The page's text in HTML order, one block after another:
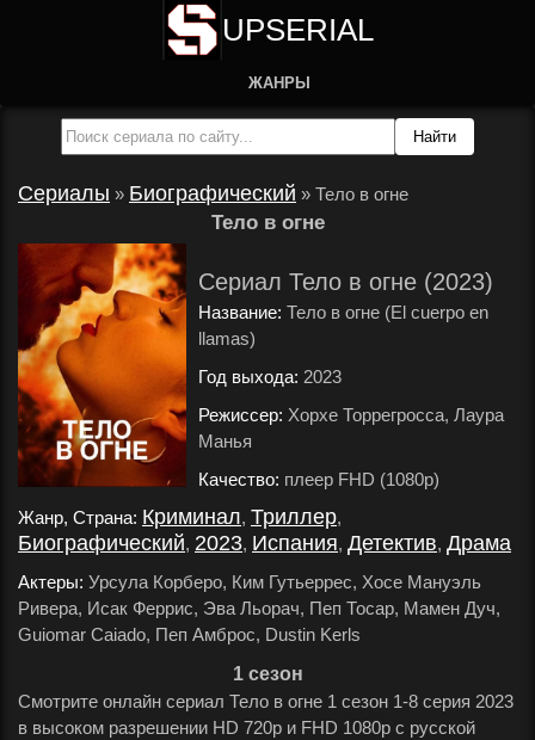
UPSERIAL
ЖАНРЫ
Сериалы » Биографический » Тело в огне
Тело в огне
Сериал Тело в огне (2023)
Название: Тело в огне (El cuerpo en
llamas)
Год выхода: 2023
Режиссер: Хорхе Торрегросса, Лаура
Манья
Качество: плеер FHD (1080p)
Жанр, Страна: Криминал, Триллер,
Биографический, 2023, Испания, Детектив, Драма
Актеры: Урсула Корберо, Ким Гутьеррес, Хосе Мануэль
Ривера, Исак Феррис, Эва Льорач, Пеп Тосар, Мамен Дуч,
Guiomar Caiado, Пеп Амброс, Dustin Kerls
1 сезон
Смотрите онлайн сериал Тело в огне 1 сезон 1-8 серия 2023
в высоком разрешении HD 720p и FHD 1080p с русской